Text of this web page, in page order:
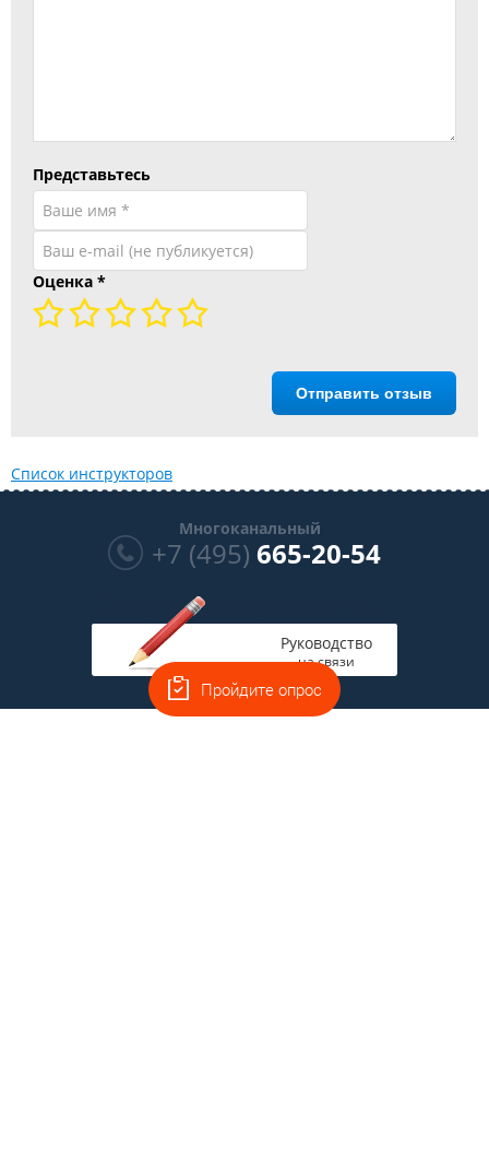
Представьтесь
Оценка *
Отправить отзыв
Список инструкторов
Многоканальный
+7 (495) 665-20-54
Руководство
на связи
Пройдите опрос